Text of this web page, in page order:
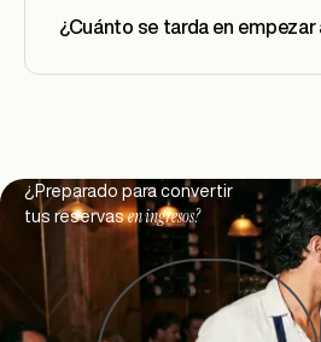
¿Cuánto se tarda en empezar
Footer
¿Preparado para convertir
tus reservasen ingresos?